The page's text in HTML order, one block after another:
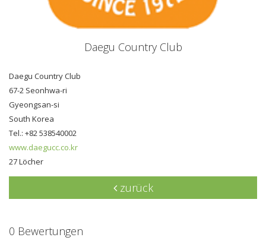
Daegu Country Club
Daegu Country Club
67-2 Seonhwa-ri
Gyeongsan-si
South Korea
Tel.: +82 538540002
www.daegucc.co.kr
27 Löcher
zurück
0 Bewertungen